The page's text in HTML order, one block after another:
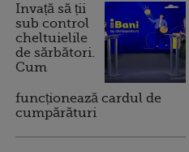
Invață să ții
sub control
cheltuielile
de sărbători.
Cum
funcționează cardul de
cumpărături